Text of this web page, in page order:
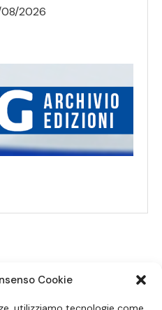
Cookie
08/2026
SOCIAL